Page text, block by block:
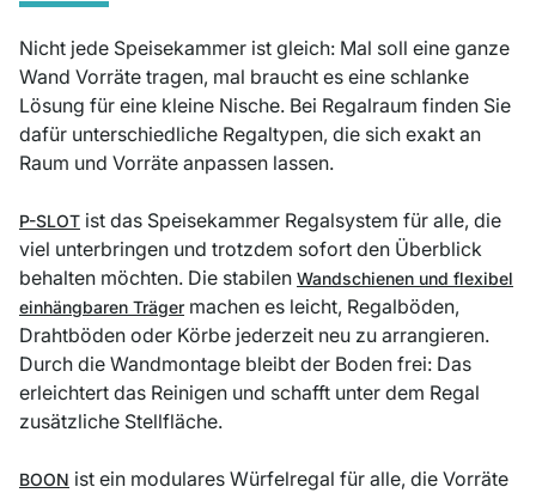
Nicht jede Speisekammer ist gleich: Mal soll eine ganze
Wand Vorräte tragen, mal braucht es eine schlanke
Lösung für eine kleine Nische. Bei Regalraum finden Sie
dafür unterschiedliche Regaltypen, die sich exakt an
Raum und Vorräte anpassen lassen.
P-SLOT ist das Speisekammer Regalsystem für alle, die
viel unterbringen und trotzdem sofort den Überblick
behalten möchten. Die stabilen Wandschienen und flexibel
einhängbaren Träger machen es leicht, Regalböden,
Drahtböden oder Körbe jederzeit neu zu arrangieren.
Durch die Wandmontage bleibt der Boden frei: Das
erleichtert das Reinigen und schafft unter dem Regal
zusätzliche Stellfläche.
BOON ist ein modulares Würfelregal für alle, die Vorräte